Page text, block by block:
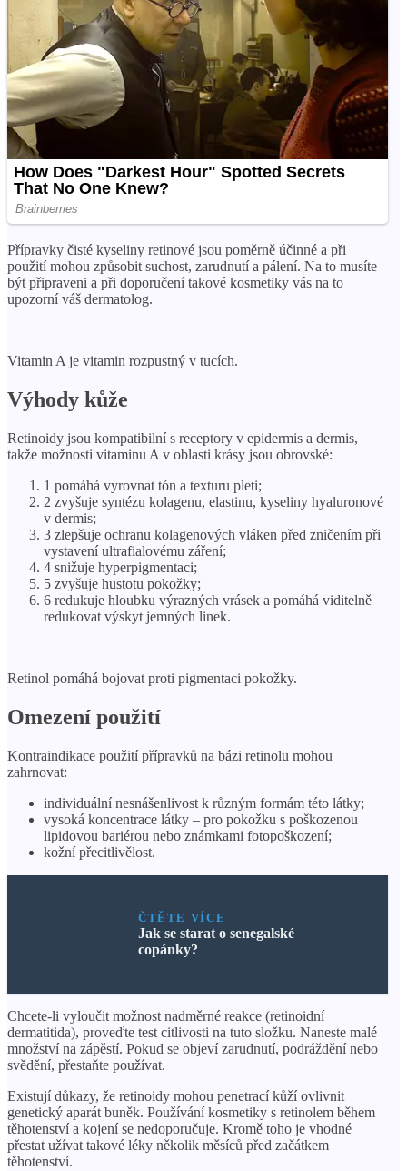
Přípravky čisté kyseliny retinové jsou poměrně účinné a při
použití mohou způsobit suchost, zarudnutí a pálení. Na to musíte
být připraveni a při doporučení takové kosmetiky vás na to
upozorní váš dermatolog.
Vitamin A je vitamin rozpustný v tucích.
Výhody kůže
Retinoidy jsou kompatibilní s receptory v epidermis a dermis,
takže možnosti vitaminu A v oblasti krásy jsou obrovské:
1 pomáhá vyrovnat tón a texturu pleti;
2 zvyšuje syntézu kolagenu, elastinu, kyseliny hyaluronové
v dermis;
3 zlepšuje ochranu kolagenových vláken před zničením při
vystavení ultrafialovému záření;
4 snižuje hyperpigmentaci;
5 zvyšuje hustotu pokožky;
6 redukuje hloubku výrazných vrásek a pomáhá viditelně
redukovat výskyt jemných linek.
Retinol pomáhá bojovat proti pigmentaci pokožky.
Omezení použití
Kontraindikace použití přípravků na bázi retinolu mohou
zahrnovat:
individuální nesnášenlivost k různým formám této látky;
vysoká koncentrace látky – pro pokožku s poškozenou
lipidovou bariérou nebo známkami fotopoškození;
kožní přecitlivělost.
ČTĚTE VÍCE
Jak se starat o senegalské
copánky?
Chcete-li vyloučit možnost nadměrné reakce (retinoidní
dermatitida), proveďte test citlivosti na tuto složku. Naneste malé
množství na zápěstí. Pokud se objeví zarudnutí, podráždění nebo
svědění, přestaňte používat.
Existují důkazy, že retinoidy mohou penetrací kůží ovlivnit
genetický aparát buněk. Používání kosmetiky s retinolem během
těhotenství a kojení se nedoporučuje. Kromě toho je vhodné
přestat užívat takové léky několik měsíců před začátkem
těhotenství.